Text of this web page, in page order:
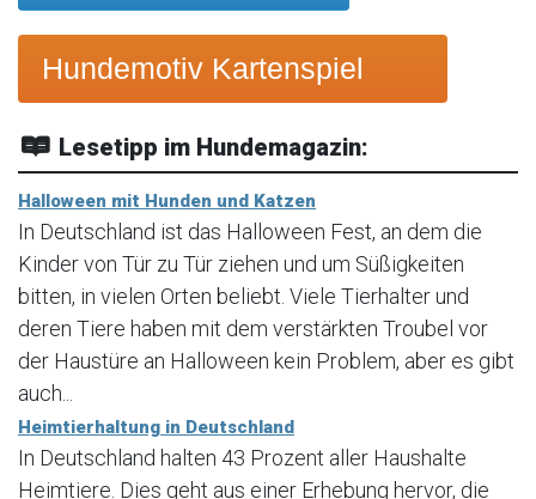
Hundemotiv Kartenspiel
Lesetipp im Hundemagazin:
Halloween mit Hunden und Katzen
In Deutschland ist das Halloween Fest, an dem die
Kinder von Tür zu Tür ziehen und um Süßigkeiten
bitten, in vielen Orten beliebt. Viele Tierhalter und
deren Tiere haben mit dem verstärkten Troubel vor
der Haustüre an Halloween kein Problem, aber es gibt
auch...
Heimtierhaltung in Deutschland
In Deutschland halten 43 Prozent aller Haushalte
Heimtiere. Dies geht aus einer Erhebung hervor, die